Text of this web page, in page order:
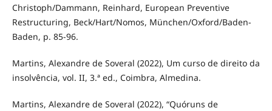
Christoph/Dammann, Reinhard, European Preventive
Restructuring, Beck/Hart/Nomos, München/Oxford/Baden-
Baden, p. 85-96.
Martins, Alexandre de Soveral (2022), Um curso de direito da
insolvência, vol. II, 3.ª ed., Coimbra, Almedina.
Martins, Alexandre de Soveral (2022), “Quóruns de